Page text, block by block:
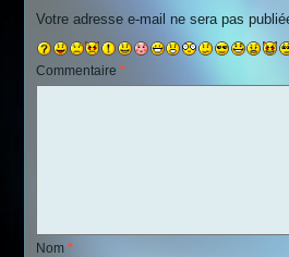
Votre adresse e-mail ne sera pas
Commentaire *
Nom *